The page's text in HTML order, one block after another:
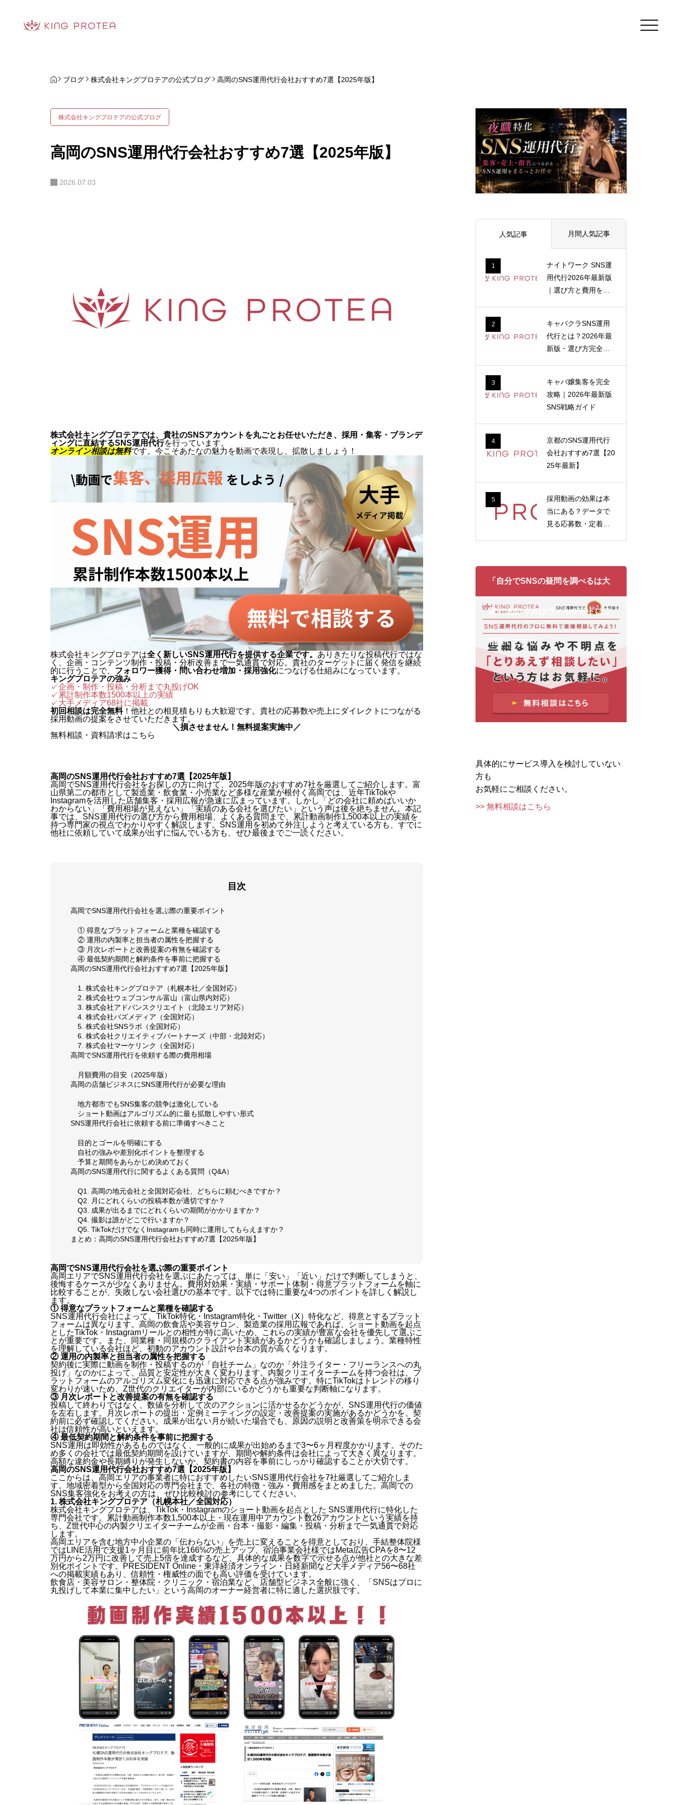
動画制作事例
ブログ
ブログ 株式会社キングプロテアの公式ブログ 高岡のSNS運用代行会社おすすめ7選【2025年版】
株式会社キングプロテアの公式ブログ
高岡のSNS運用代行会社おすすめ7選【2025年版】
2026.07.03
株式会社キングプロテアでは、貴社のSNSアカウントを丸ごとお任せいただき、採用・集客・ブランデ
ィングに直結するSNS運用代行を行っています。
オンライン相談は無料です。今こそあたなの魅力を動画で表現し、拡散しましょう！
株式会社キングプロテアは全く新しいSNS運用代行を提供する企業です。 ありきたりな投稿代行ではな
く、企画・コンテンツ制作・投稿・分析改善まで一気通貫で対応。貴社のターゲットに届く発信を継続
的に行うことで、 フォロワー獲得・問い合わせ増加・採用強化につなげる仕組みになっています。
キングプロテアの強み
✓企画・制作・投稿・分析まで丸投げOK
✓累計制作本数1500本以上の実績
✓大手メディア68社に掲載
初回相談は完全無料！他社との相見積もりも大歓迎です。貴社の応募数や売上にダイレクトにつながる
採用動画の提案をさせていただきます。
＼損させません！無料提案実施中／
無料相談・資料請求はこちら
高岡のSNS運用代行会社おすすめ7選【2025年版】
高岡でSNS運用代行会社をお探しの方に向けて、2025年版のおすすめ7社を厳選してご紹介します。富
山県第二の都市として製造業・飲食業・小売業など多様な産業が根付く高岡では、近年TikTokや
Instagramを活用した店舗集客・採用広報が急速に広まっています。しかし「どの会社に頼めばいいか
わからない」「費用相場が見えない」「実績のある会社を選びたい」という声は後を絶ちません。本記
事では、SNS運用代行の選び方から費用相場、よくある質問まで、累計動画制作1,500本以上の実績を
持つ専門家の視点でわかりやすく解説します。SNS運用を初めて外注しようと考えている方も、すでに
他社に依頼していて成果が出ずに悩んでいる方も、ぜひ最後までご一読ください。
目次
高岡でSNS運用代行会社を選ぶ際の重要ポイント
① 得意なプラットフォームと業種を確認する
② 運用の内製率と担当者の属性を把握する
③ 月次レポートと改善提案の有無を確認する
④ 最低契約期間と解約条件を事前に把握する
高岡のSNS運用代行会社おすすめ7選【2025年版】
1. 株式会社キングプロテア（札幌本社／全国対応）
2. 株式会社ウェブコンサル富山（富山県内対応）
3. 株式会社アドバンスクリエイト（北陸エリア対応）
4. 株式会社バズメディア（全国対応）
5. 株式会社SNSラボ（全国対応）
6. 株式会社クリエイティブパートナーズ（中部・北陸対応）
7. 株式会社マーケリンク（全国対応）
高岡でSNS運用代行を依頼する際の費用相場
月額費用の目安（2025年版）
高岡の店舗ビジネスにSNS運用代行が必要な理由
地方都市でもSNS集客の競争は激化している
ショート動画はアルゴリズム的に最も拡散しやすい形式
SNS運用代行会社に依頼する前に準備すべきこと
目的とゴールを明確にする
自社の強みや差別化ポイントを整理する
予算と期間をあらかじめ決めておく
高岡のSNS運用代行に関するよくある質問（Q&A）
Q1. 高岡の地元会社と全国対応会社、どちらに頼むべきですか？
Q2. 月にどれくらいの投稿本数が適切ですか？
Q3. 成果が出るまでにどれくらいの期間がかかりますか？
Q4. 撮影は誰がどこで行いますか？
Q5. TikTokだけでなくInstagramも同時に運用してもらえますか？
まとめ：高岡のSNS運用代行会社おすすめ7選【2025年版】
高岡でSNS運用代行会社を選ぶ際の重要ポイント
高岡エリアでSNS運用代行会社を選ぶにあたっては、単に「安い」「近い」だけで判断してしまうと、
後悔するケースが少なくありません。費用対効果・実績・サポート体制・得意プラットフォームを軸に
比較することが、失敗しない会社選びの基本です。以下では特に重要な4つのポイントを詳しく解説し
ます。
① 得意なプラットフォームと業種を確認する
SNS運用代行会社によって、TikTok特化・Instagram特化・Twitter（X）特化など、得意とするプラット
フォームは異なります。高岡の飲食店や美容サロン、製造業の採用広報であれば、ショート動画を起点
としたTikTok・Instagramリールとの相性が特に高いため、これらの実績が豊富な会社を優先して選ぶこ
とが重要です。また、同業種・同規模のクライアント実績があるかどうかも確認しましょう。業種特性
を理解している会社ほど、初動のアカウント設計や台本の質が高くなります。
② 運用の内製率と担当者の属性を把握する
契約後に実際に動画を制作・投稿するのが「自社チーム」なのか「外注ライター・フリーランスへの丸
投げ」なのかによって、品質と安定性が大きく変わります。内製クリエイターチームを持つ会社は、プ
ラットフォームのアルゴリズム変化にも迅速に対応できる点が強みです。特にTikTokはトレンドの移り
変わりが速いため、Z世代のクリエイターが内部にいるかどうかも重要な判断軸になります。
③ 月次レポートと改善提案の有無を確認する
投稿して終わりではなく、数値を分析して次のアクションに活かせるかどうかが、SNS運用代行の価値
を左右します。月次レポートの提出・定例ミーティングの設定・改善提案の実施があるかどうかを、契
約前に必ず確認してください。成果が出ない月が続いた場合でも、原因の説明と改善策を明示できる会
社は信頼性が高いといえます。
④ 最低契約期間と解約条件を事前に把握する
SNS運用は即効性があるものではなく、一般的に成果が出始めるまで3〜6ヶ月程度かかります。そのた
め多くの会社では最低契約期間を設けていますが、期間や解約条件は会社によって大きく異なります。
高額な違約金や長期縛りが発生しないか、契約書の内容を事前にしっかり確認することが大切です。
高岡のSNS運用代行会社おすすめ7選【2025年版】
ここからは、高岡エリアの事業者に特におすすめしたいSNS運用代行会社を7社厳選してご紹介しま
す。地域密着型から全国対応の専門会社まで、各社の特徴・強み・費用感をまとめました。高岡での
SNS集客強化をお考えの方は、ぜひ比較検討の参考にしてください。
1. 株式会社キングプロテア（札幌本社／全国対応）
株式会社キングプロテアは、TikTok・Instagramのショート動画を起点とした SNS運用代行に特化した
専門会社です。累計動画制作本数1,500本以上・現在運用中アカウント数26アカウントという実績を持
ち、Z世代中心の内製クリエイターチームが企画・台本・撮影・編集・投稿・分析まで一気通貫で対応
します。
高岡エリアを含む地方中小企業の「伝わらない」を売上に変えることを得意としており、手結整体院様
ではLINE活用で支援1ヶ月目に前年比166%の売上アップ、宿泊事業会社様ではMeta広告CPAを8〜12
万円から2万円に改善して売上5倍を達成するなど、具体的な成果を数字で示せる点が他社との大きな差
別化ポイントです。PRESIDENT Online・東洋経済オンライン・日経新聞など大手メディア56〜68社
への掲載実績もあり、信頼性・権威性の面でも高い評価を受けています。
飲食店・美容サロン・整体院・クリニック・宿泊業など、店舗型ビジネス全般に強く、「SNSはプロに
丸投げして本業に集中したい」という高岡のオーナー経営者に特に適した選択肢です。
人気記事 月間人気記事
1
ナイトワーク SNS運
用代行2026年最新版
｜選び方と費用を解
2
キャバクラSNS運用
代行とは？2026年最
新版・選び方完全ガ
3
キャバ嬢集客を完全
攻略｜2026年最新版
SNS戦略ガイド
4
京都のSNS運用代行
会社おすすめ7選【20
25年最新】
5
採用動画の効果は本
当にある？データで
見る応募数・定着率
「自分でSNSの疑問を調べるは大
変」 という方はウィルゲートにご
相談ください。
具体的にサービス導入を検討していない
方も
お気軽にご相談ください。
>> 無料相談はこちら